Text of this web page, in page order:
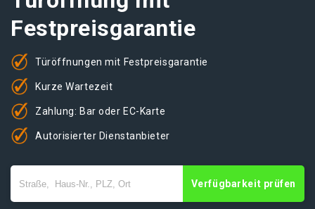
Festpreisgarantie
Türöffnungen mit Festpreisgarantie
Kurze Wartezeit
Zahlung: Bar oder EC-Karte
Autorisierter Dienstanbieter
Verfügbarkeit prüfen